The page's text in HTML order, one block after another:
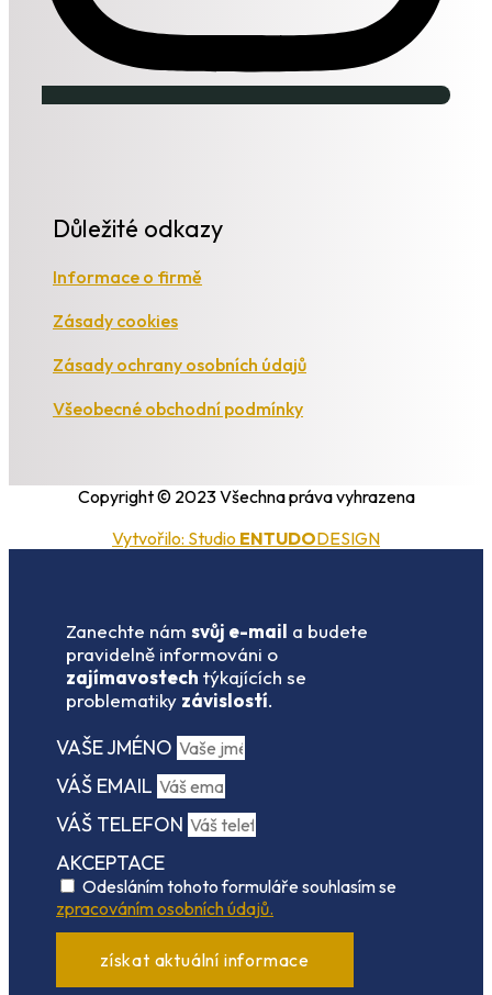
Důležité odkazy
Informace o firmě
Zásady cookies
Zásady ochrany osobních údajů
Všeobecné obchodní podmínky
Copyright © 2023 Všechna práva vyhrazena
Vytvořilo: Studio ENTUDODESIGN
Zanechte nám svůj e-mail a budete
pravidelně informováni o
zajímavostech týkajících se
problematiky závislostí.
VAŠE JMÉNO
VÁŠ EMAIL
VÁŠ TELEFON
AKCEPTACE
Odesláním tohoto formuláře souhlasím se
zpracováním osobních údajů.
získat aktuální informace